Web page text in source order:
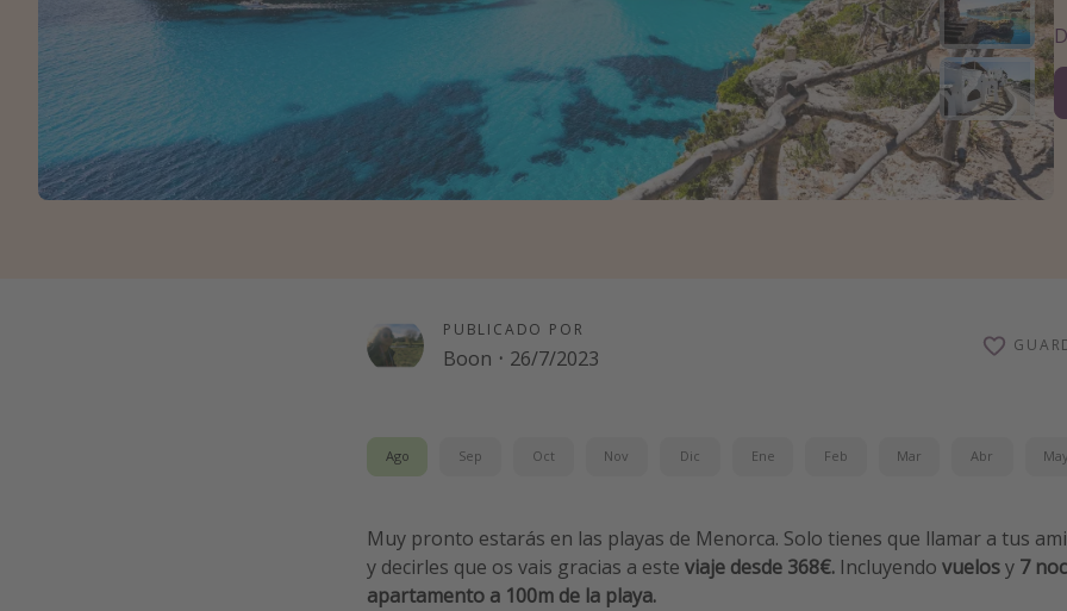
PUBLICADO POR
Boon · 26/7/2023
Ago Sep Oct Nov Dic Ene Feb Mar Abr May
Muy pronto estarás en las playas de Menorca. Solo tienes que llamar a tus
y decirles que os vais gracias a este viaje desde 368€. Incluyendo vuelosy 7
apartamento a 100m de la playa.